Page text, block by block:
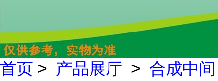
首页 > 产品展厅 > 合成中间